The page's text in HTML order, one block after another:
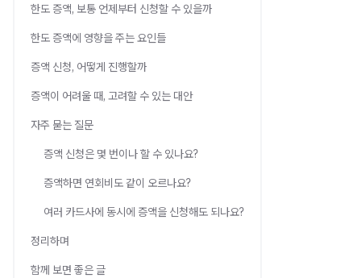
한도 증액, 보통 언제부터 신청할 수 있을까
한도 증액에 영향을 주는 요인들
증액 신청, 어떻게 진행할까
증액이 어려울 때, 고려할 수 있는 대안
자주 묻는 질문
증액 신청은 몇 번이나 할 수 있나요?
증액하면 연회비도 같이 오르나요?
여러 카드사에 동시에 증액을 신청해도 되나요?
정리하며
함께 보면 좋은 글